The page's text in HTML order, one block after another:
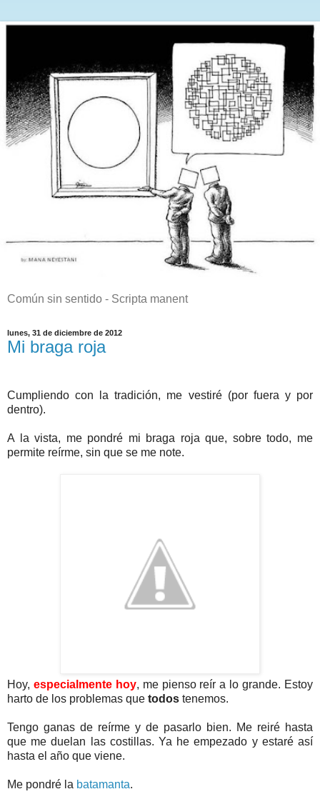
Común sin sentido - Scripta manent
lunes, 31 de diciembre de 2012
Mi braga roja
Cumpliendo con la tradición, me vestiré (por fuera y por
dentro).
A la vista, me pondré mi braga roja que, sobre todo, me
permite reírme, sin que se me note.
Hoy, especialmente hoy, me pienso reír a lo grande. Estoy
harto de los problemas que todos tenemos.
Tengo ganas de reírme y de pasarlo bien. Me reiré hasta
que me duelan las costillas. Ya he empezado y estaré así
hasta el año que viene.
Me pondré la batamanta.